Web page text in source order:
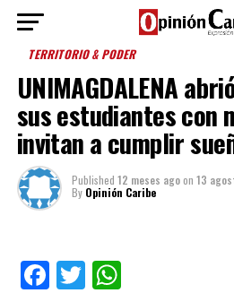
TERRITORIO & PODER
UNIMAGDALENA
sus estudiantes con
invitan a cumplir
Published 12 meses agoon 13
By Opinión Caribe
Facebook
TwitterWhatsApp